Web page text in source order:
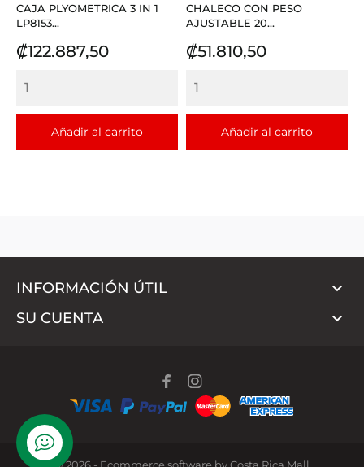
CAJA PLYOMETRICA 3 IN 1
LP8153...
Precio
₡122.887,50
Añadir al carrito
CHALECO CON PESO
AJUSTABLE 20...
Precio
₡51.810,50
Añadir al carrito
INFORMACIÓN ÚTIL 
SU CUENTA 
WhatsApp